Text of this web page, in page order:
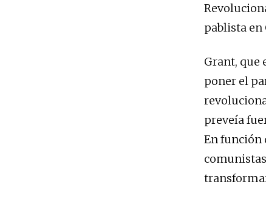
pablista en
Grant, que
poner el
preveía
En función